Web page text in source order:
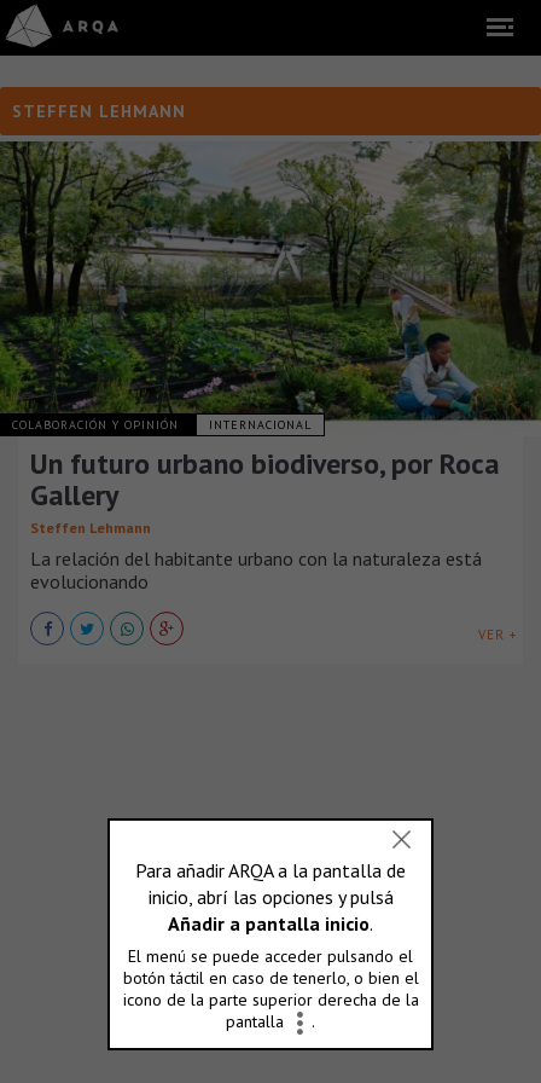
STEFFEN LEHMANN
COLABORACIÓN Y OPINIÓN INTERNACIONAL
Un futuro urbano biodiverso, por Roca
Gallery
Steffen Lehmann
La relación del habitante urbano con la naturaleza está
evolucionando
VER +